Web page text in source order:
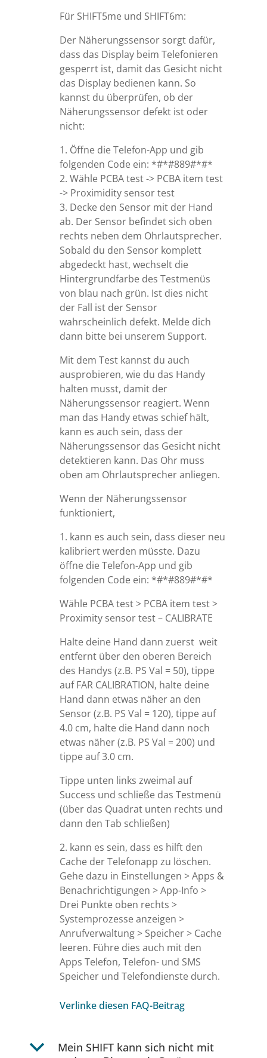
Für SHIFT5me und SHIFT6m:
Der Näherungssensor sorgt dafür,
dass das Display beim Telefonieren
gesperrt ist, damit das Gesicht nicht
das Display bedienen kann. So
kannst du überprüfen, ob der
Näherungssensor defekt ist oder
nicht:
1. Öffne die Telefon-App und gib
folgenden Code ein: *#*#889#*#*
2. Wähle PCBA test -> PCBA item test
-> Proximidity sensor test
3. Decke den Sensor mit der Hand
ab. Der Sensor befindet sich oben
rechts neben dem Ohrlautsprecher.
Sobald du den Sensor komplett
abgedeckt hast, wechselt die
Hintergrundfarbe des Testmenüs
von blau nach grün. Ist dies nicht
der Fall ist der Sensor
wahrscheinlich defekt. Melde dich
dann bitte bei unserem Support.
Mit dem Test kannst du auch
ausprobieren, wie du das Handy
halten musst, damit der
Näherungssensor reagiert. Wenn
man das Handy etwas schief hält,
kann es auch sein, dass der
Näherungssensor das Gesicht nicht
detektieren kann. Das Ohr muss
oben am Ohrlautsprecher anliegen.
Wenn der Näherungssensor
funktioniert,
1. kann es auch sein, dass dieser neu
kalibriert werden müsste. Dazu
öffne die Telefon-App und gib
folgenden Code ein: *#*#889#*#*
Wähle PCBA test > PCBA item test >
Proximity sensor test – CALIBRATE
Halte deine Hand dann zuerst weit
entfernt über den oberen Bereich
des Handys (z.B. PS Val = 50), tippe
auf FAR CALIBRATION, halte deine
Hand dann etwas näher an den
Sensor (z.B. PS Val = 120), tippe auf
4.0 cm, halte die Hand dann noch
etwas näher (z.B. PS Val = 200) und
tippe auf 3.0 cm.
Tippe unten links zweimal auf
Success und schließe das Testmenü
(über das Quadrat unten rechts und
dann den Tab schließen)
2. kann es sein, dass es hilft den
Cache der Telefonapp zu löschen.
Gehe dazu in Einstellungen > Apps &
Benachrichtigungen > App-Info >
Drei Punkte oben rechts >
Systemprozesse anzeigen >
Anrufverwaltung > Speicher > Cache
leeren. Führe dies auch mit den
Apps Telefon, Telefon- und SMS
Speicher und Telefondienste durch.
Verlinke diesen FAQ-Beitrag
b
Mein SHIFT kann sich nicht mit